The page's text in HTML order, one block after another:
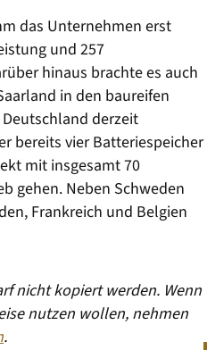
das Unternehmen erst
und 257
hinaus brachte es auch
in den baureifen
derzeit
bereits vier Batteriespeicher
mit insgesamt 70
gehen. Neben Schweden
Frankreich und Belgien
nicht kopiert werden. Wenn
nutzen wollen, nehmen
.